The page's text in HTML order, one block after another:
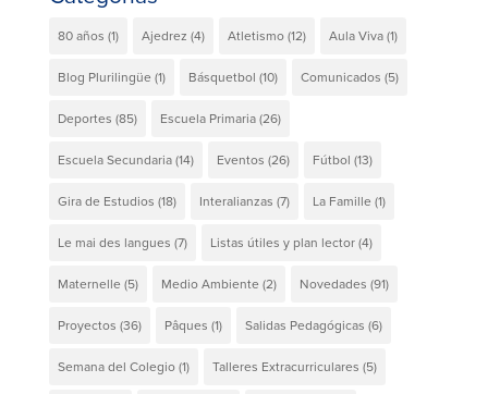
80 años (1) Ajedrez (4) Atletismo(12) Aula Viva(1)
Blog Plurilingüe (1) Básquetbol (10) Comunicados (5)
Deportes (85) Escuela Primaria(26)
Escuela Secundaria(14) Eventos (26) Fútbol (13)
Gira de Estudios (18) Interalianzas (7) La Famille (1)
Le mai des langues (7) Listas útiles y plan lector(4)
Maternelle (5) Medio Ambiente (2) Novedades (91)
Proyectos (36) Pâques (1) Salidas Pedagógicas (6)
Semana del Colegio(1) Talleres Extracurriculares (5)